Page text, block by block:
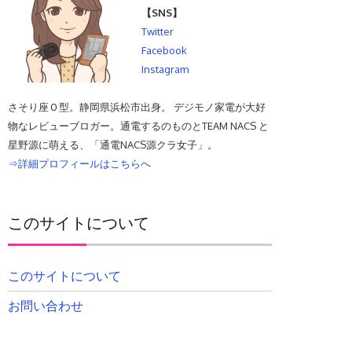
【SNS】
Twitter
Facebook
Instagram
さそり座Ｏ型。静岡県浜松市出身。 デジモノ家電が大好
物なレビューブロガー。通電するのものとTEAM NACS と
星野源に萌える、「通電NACS源クラ女子」。
⇒詳細プロフィールはこちらへ
このサイトについて
このサイトについて
お問い合わせ